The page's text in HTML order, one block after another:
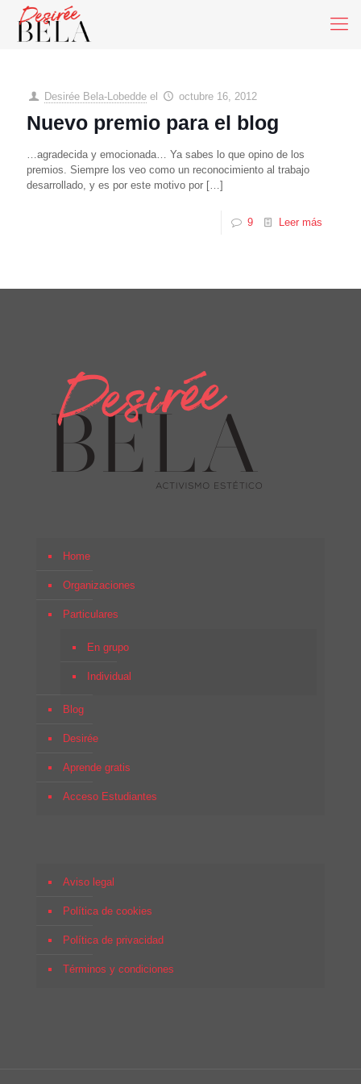
Desirée Bela-Lobedde el octubre 16, 2012
Nuevo premio para el blog
…agradecida y emocionada… Ya sabes lo que opino de los
premios. Siempre los veo como un reconocimiento al trabajo
desarrollado, y es por este motivo por […]
9 Leer más
Home
Organizaciones
Particulares
En grupo
Individual
Blog
Desirée
Aprende gratis
Acceso Estudiantes
Aviso legal
Política de cookies
Política de privacidad
Términos y condiciones